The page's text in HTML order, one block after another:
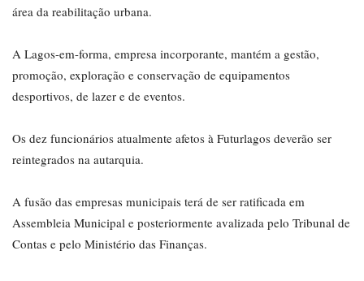
área da reabilitação urbana.
A Lagos-em-forma, empresa incorporante, mantém a gestão,
promoção, exploração e conservação de equipamentos
desportivos, de lazer e de eventos.
Os dez funcionários atualmente afetos à Futurlagos deverão ser
reintegrados na autarquia.
A fusão das empresas municipais terá de ser ratificada em
Assembleia Municipal e posteriormente avalizada pelo Tribunal de
Contas e pelo Ministério das Finanças.